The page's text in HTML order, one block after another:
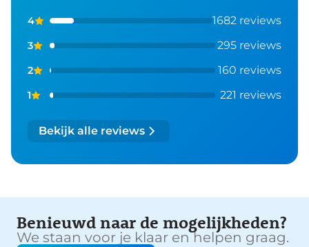
4 1682 reviews
3 295 reviews
2 160 reviews
1 221 reviews
Bekijk alle reviews
Benieuwd naar de mogelijkheden?
We staan voor je klaar en helpen graag.